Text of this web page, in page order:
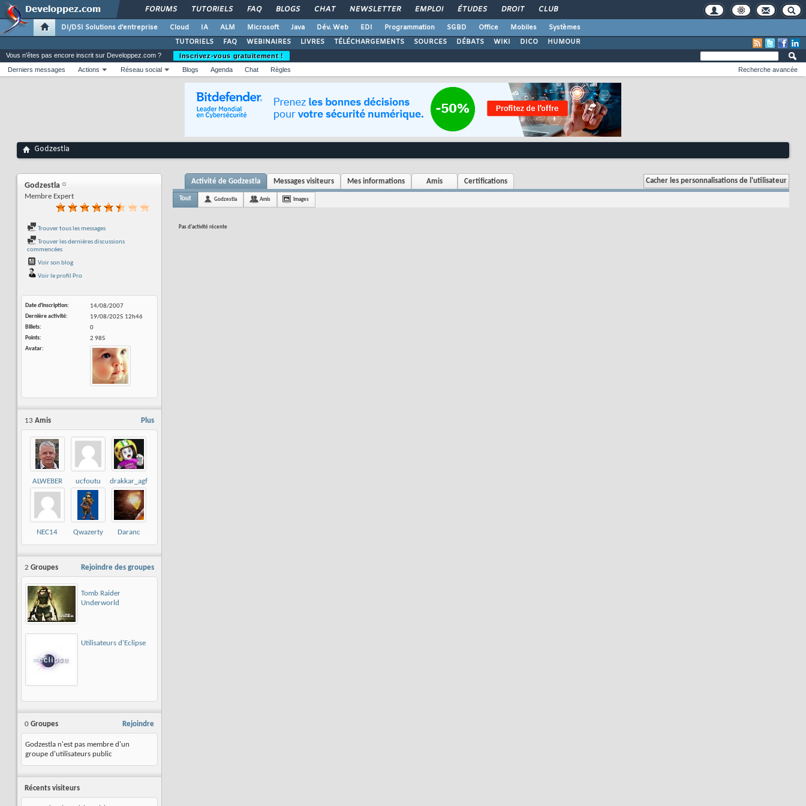
FORUMS TUTORIELS FAQ BLOGS CHAT NEWSLETTER EMPLOI ÉTUDES DROIT CLUB
DI/DSI Solutions d'entreprise Cloud IA ALM Microsoft Java Dév. Web EDI Programmation SGBD Office Mobiles
Systèmes
TUTORIELS
FAQ WEBINAIRES LIVRES TÉLÉCHARGEMENTS SOURCES DÉBATS WIKI DICO HUMOUR
Vous n'êtes pas encore inscrit sur Developpez.com ?
Inscrivez-vous gratuitement !
Derniers messages
Actions Réseau social Blogs Agenda Chat Règles Recherche avancée
Godzestla
Godzestla
Membre Expert
Trouver tous les messages
Trouver les dernières discussions
commencées
Voir son blog
Voir le profil Pro
Date d'inscription
14/08/2007
Dernière activité
19/08/2025 12h46
Billets
0
Points
2 985
Avatar
Plus
13 Amis
ALWEBER ucfoutu drakkar_agfa
NEC14 Qwazerty Daranc
Rejoindre des groupes
2 Groupes
Tomb Raider
Underworld
Utilisateurs d'Eclipse
Rejoindre
0 Groupes
Godzestla n'est pas membre d'un
groupe d'utilisateurs public
Récents visiteurs
Activité de Godzestla Messages visiteurs Mes informations Amis Certifications
Tout Godzestla Amis Images
Pas d'activité récente